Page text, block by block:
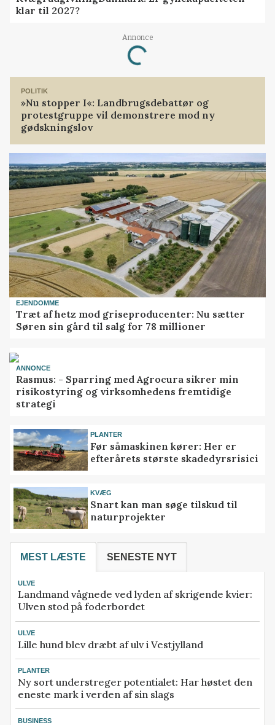
klar til 2027?
Annonce
Loading...
POLITIK
»Nu stopper I«: Landbrugsdebattør og
protestgruppe vil demonstrere mod ny
gødskningslov
EJENDOMME
Træt af hetz mod griseproducenter: Nu sætter
Søren sin gård til salg for 78 millioner
ANNONCE
Rasmus: - Sparring med Agrocura sikrer min
risikostyring og virksomhedens fremtidige
strategi
PLANTER
Før såmaskinen kører: Her er
efterårets største skadedyrsrisici
KVÆG
Snart kan man søge tilskud til
naturprojekter
MEST LÆSTE SENESTE NYT
ULVE
Landmand vågnede ved lyden af skrigende kvier:
Ulven stod på foderbordet
ULVE
Lille hund blev dræbt af ulv i Vestjylland
PLANTER
Ny sort understreger potentialet: Har høstet den
eneste mark i verden af sin slags
BUSINESS